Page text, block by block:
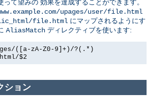
って望みの 効果を達成することができます。
upages/user/file.html
file.html にマップされるようにす
AliasMatch ディレクティブを使います:
([a-zA-Z0-9]+)/?(.*)
$2
ション